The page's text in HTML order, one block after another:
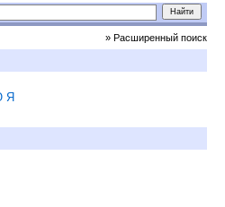
» Расширенный поиск
Я